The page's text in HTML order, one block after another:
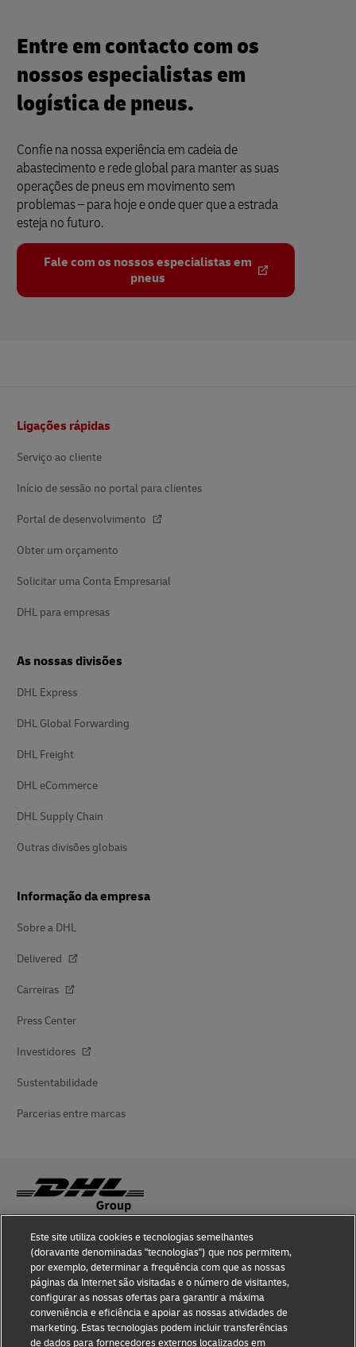
Entre em contacto com os
nossos especialistas em
logística de pneus.
Confie na nossa experiência em cadeia de
abastecimento e rede global para manter as suas
operações de pneus em movimento sem
problemas – para hoje e onde quer que a estrada
esteja no futuro.
Fale com os nossos especialistas em
pneus
Ligações rápidas
Serviço ao cliente
Início de sessão no portal para clientes
Portal de desenvolvimento
Obter um orçamento
Solicitar uma Conta Empresarial
DHL para empresas
As nossas divisões
DHL Express
DHL Global Forwarding
DHL Freight
DHL eCommerce
DHL Supply Chain
Outras divisões globais
Informação da empresa
Sobre a DHL
Delivered
Carreiras
Press Center
Investidores
Sustentabilidade
Parcerias entre marcas
Sensibilização para Fraude
Aviso legal
Termos de utilização
Aviso de privacidade
Este site utiliza cookies e tecnologias semelhantes
(doravante denominadas "tecnologias") que nos permitem,
por exemplo, determinar a frequência com que as nossas
páginas da Internet são visitadas e o número de visitantes,
configurar as nossas ofertas para garantir a máxima
conveniência e eficiência e apoiar as nossas atividades de
marketing. Estas tecnologias podem incluir transferências
de dados para fornecedores externos localizados em